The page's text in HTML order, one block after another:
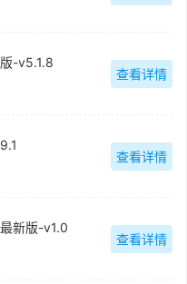
-v5.1.8
查看详情
查看详情
新版-v1.0
查看详情